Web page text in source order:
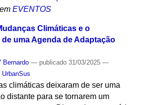
EVENTOS
Climáticas e o
uma Agenda de Adaptação
Bernardo — publicado31/03/2025 —
UrbanSus
climáticas deixaram de ser uma
distante para se tornarem um